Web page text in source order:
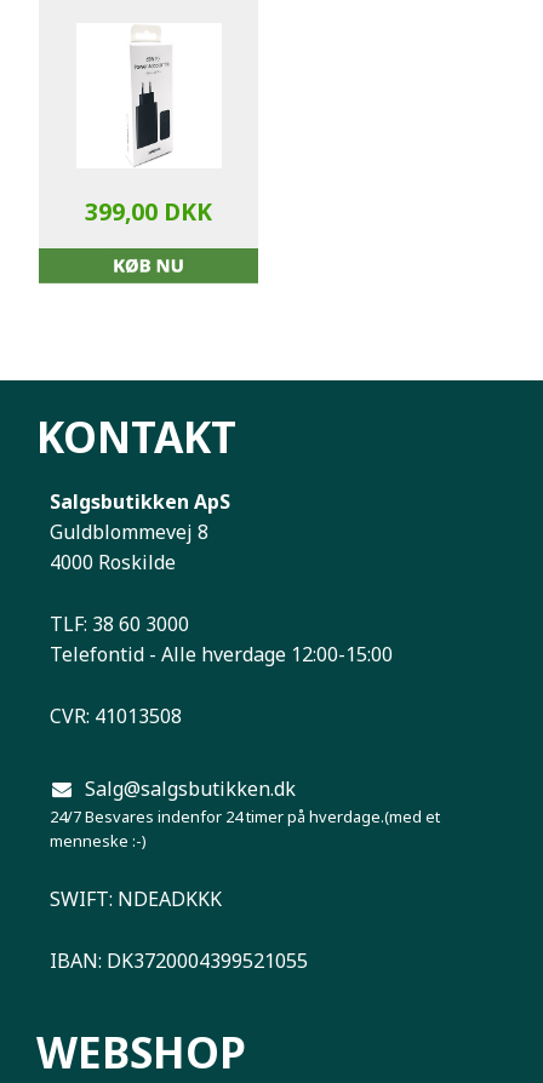
399,00 DKK
KONTAKT
Salgsbutikken ApS
Guldblommevej 8
4000 Roskilde
TLF: 38 60 3000
Telefontid - Alle hverdage 12:00-15:00
CVR: 41013508
Salg@salgsbutikken.dk
24/7 Besvares indenfor 24 timer på hverdage.(med et
menneske :-)
SWIFT: NDEADKKK
IBAN: DK3720004399521055
WEBSHOP